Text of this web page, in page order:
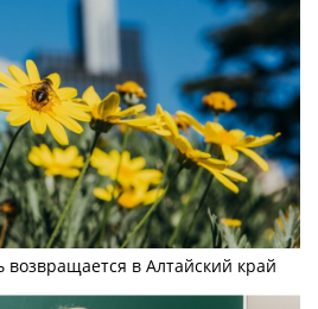
в Алтайский край